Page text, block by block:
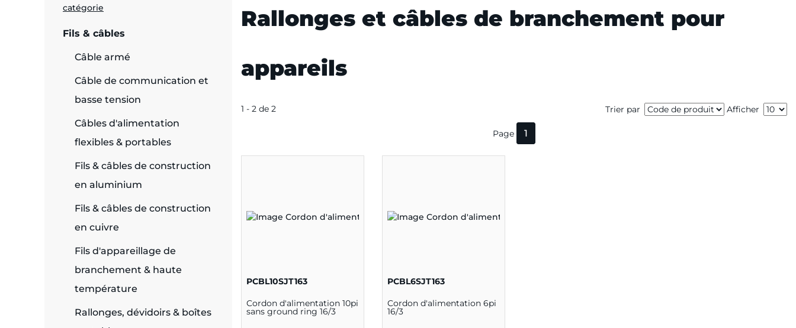
catégorie
Fils & câbles
Câble armé
Câble de communication et
basse tension
Câbles d'alimentation
flexibles & portables
Fils & câbles de construction
en aluminium
Fils & câbles de construction
en cuivre
Fils d'appareillage de
branchement & haute
température
Rallonges, dévidoirs & boîtes
Rallonges et câbles de branchement pour
appareils
1 - 2 de 2 Trier par Afficher
Page 1
PCBL10SJT163
Cordon d'alimentation 10pi
sans ground ring 16/3
PCBL6SJT163
Cordon d'alimentation 6pi
16/3